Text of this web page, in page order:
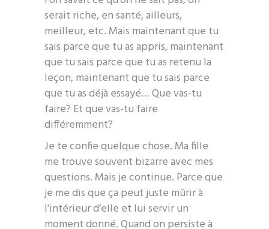
serait riche, en santé, ailleurs,
meilleur, etc. Mais maintenant que tu
sais parce que tu as appris, maintenant
que tu sais parce que tu as retenu la
leçon, maintenant que tu sais parce
que tu as déjà essayé… Que vas-tu
faire? Et que vas-tu faire
différemment?
Je te confie quelque chose. Ma fille
me trouve souvent bizarre avec mes
questions. Mais je continue. Parce que
je me dis que ça peut juste mûrir à
l’intérieur d’elle et lui servir un
moment donné. Quand on persiste à